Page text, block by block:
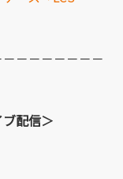
－－－－－－－
配信＞